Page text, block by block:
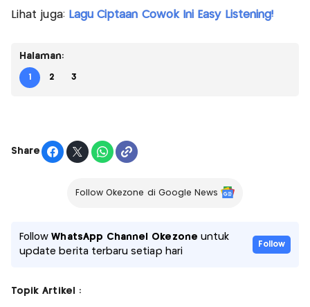
Lihat juga: Lagu Ciptaan Cowok Ini Easy Listening!
Halaman:
1 2 3
Share
Follow Okezone di Google News
FollowWhatsApp Channel Okezone untuk
update berita terbaru setiap hari
Follow
Topik Artikel :